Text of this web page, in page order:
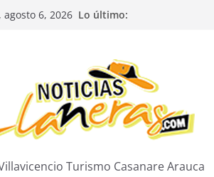
agosto 6, 2026 Lo último:
Turismo Casanare Arauca